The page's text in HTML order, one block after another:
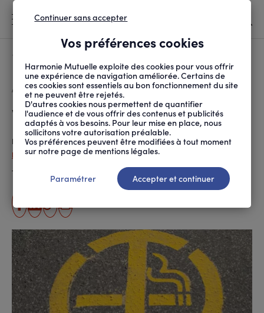
D'ARIANE
ACCUEIL SANTÉ ET SOINS MALADIES ET TRAITEMENTS VRAI/FAUX SUR LA CIG...
Vrai/faux sur la cigarette
Publié le23.11.2023
Pauline Hervé
Temps de lecture estimé 6 minute(s)
partager
sur
facebook
partager
sur
linkedin
Copier
l'URL
Imprimer
Vos préférences cookies
Harmonie Mutuelle exploite des cookies pour vous offrir
une expérience de navigation améliorée. Certains de
ces cookies sont essentiels au bon fonctionnement du site
et ne peuvent être rejetés.
D'autres cookies nous permettent de quantifier
l'audience et de vous offrir des contenus et publicités
adaptés à vos besoins. Pour leur mise en place, nous
sollicitons votre autorisation préalable.
Vos préférences peuvent être modifiées à tout moment
sur notre page de mentions légales.
Continuer sans accepter
Paramétrer Accepter et continuer